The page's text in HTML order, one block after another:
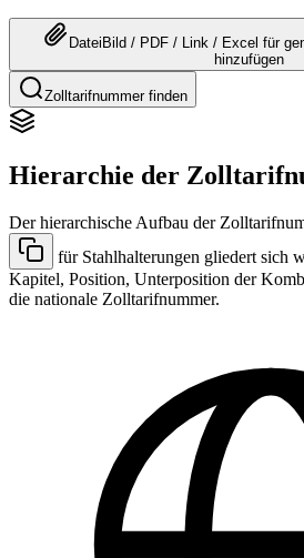
Datei Bild / PDF / Link / Excel für
hinzufügen
Zolltarifnummer finden
Hierarchie der
Der hierarchische Aufbau der
für Stahlhalterungen gliedert sich
Kapitel, Position, Unterposition der
die nationale Zolltarifnummer.